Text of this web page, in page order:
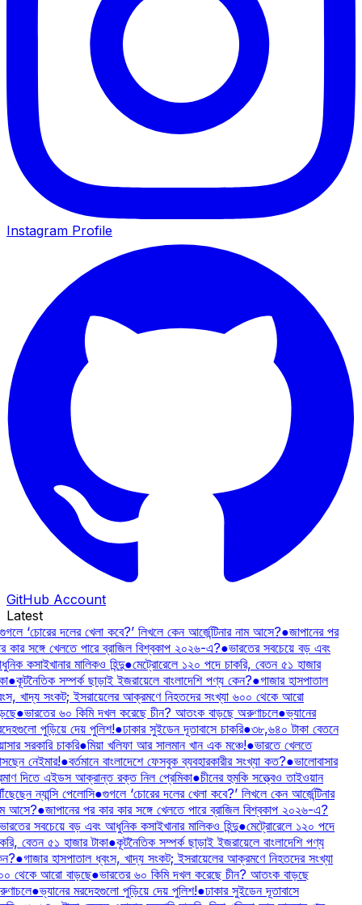
Instagram Profile
GitHub Account
Latest
‘চোরের দলের খেলা কবে?’ লিখলে কেন আর্জেন্টিনার নাম আসে?●জাপানের পর
কার সঙ্গে খেলতে পারে ব্রাজিল বিশ্বকাপ ২০২৬-এ?●ভারতের সবচেয়ে বড় এবং
কসাইখানার মালিকও হিন্দু●মেট্রোরেলে ১২০ পদে চাকরি, বেতন ৫১ হাজার
●কূটনৈতিক সম্পর্ক ছাড়াই ইজরায়েলে বাংলাদেশি পণ্য কেন?●গাজার হাসপাতাল
খাদ্য সংকট; ইসরায়েলের আক্রমণে নিহতদের সংখ্যা ৬০০ থেকে আরো
●ভারতের ৬০ কিমি দখল করেছে চীন? আতংক বাড়ছে অরুণাচলে●ভ্যানের
পুড়িয়ে দেয় পুলিশ!●ঢাকার সুইডেন দূতাবাসে চাকরি●৩৮,৬৪০ টাকা বেতনে
সরকারি চাকরি●মিয়া খলিফা আর সালমান খান এক মঞ্চে!●ভারতে খেলতে
নেইমার!●বর্তমানে বাংলাদেশে ফেসবুক ব্যবহারকারীর সংখ্যা কত?●ভালোবাসার
দিতে এইডস আক্রান্ত রক্ত নিল প্রেমিকা●চীনের হুমকি সত্ত্বেও তাইওয়ান
ন্যান্সি পেলোসি●গুগলে ‘চোরের দলের খেলা কবে?’ লিখলে কেন আর্জেন্টিনার
আসে?●জাপানের পর কার কার সঙ্গে খেলতে পারে ব্রাজিল বিশ্বকাপ ২০২৬-এ?
সবচেয়ে বড় এবং আধুনিক কসাইখানার মালিকও হিন্দু●মেট্রোরেলে ১২০ পদে
বেতন ৫১ হাজার টাকা●কূটনৈতিক সম্পর্ক ছাড়াই ইজরায়েলে বাংলাদেশি পণ্য
●গাজার হাসপাতাল ধ্বংস, খাদ্য সংকট; ইসরায়েলের আক্রমণে নিহতদের সংখ্যা
থেকে আরো বাড়ছে●ভারতের ৬০ কিমি দখল করেছে চীন? আতংক বাড়ছে
●ভ্যানের মরদেহগুলো পুড়িয়ে দেয় পুলিশ!●ঢাকার সুইডেন দূতাবাসে